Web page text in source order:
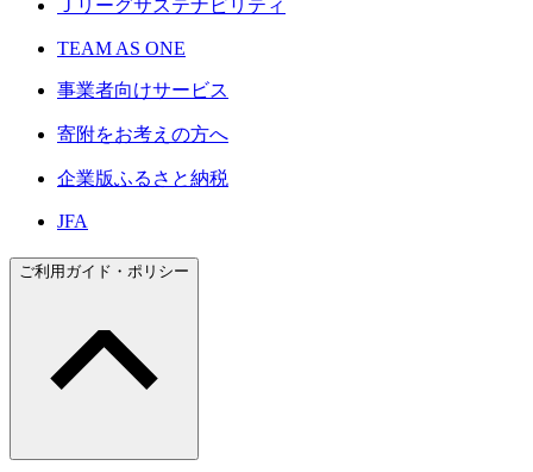
Ｊリーグサステナビリティ
TEAM AS ONE
事業者向けサービス
寄附をお考えの方へ
企業版ふるさと納税
JFA
ご利用ガイド・ポリシー